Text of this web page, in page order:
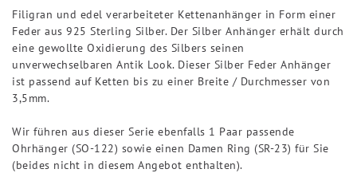
Filigran und edel verarbeiteter Kettenanhänger in Form einer
Feder aus 925 Sterling Silber. Der Silber Anhänger erhält durch
eine gewollte Oxidierung des Silbers seinen
unverwechselbaren Antik Look. Dieser Silber Feder Anhänger
ist passend auf Ketten bis zu einer Breite / Durchmesser von
3,5mm.
Wir führen aus dieser Serie ebenfalls 1 Paar passende
Ohrhänger (SO-122) sowie einen Damen Ring (SR-23) für Sie
(beides nicht in diesem Angebot enthalten).